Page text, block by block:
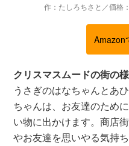
作：たしろちさと／価格
Amazon
クリスマスムードの街の
うさぎのはなちゃんとあ
ちゃんは、お友達のため
い物に出かけます。商店
やお友達を思いやる気持